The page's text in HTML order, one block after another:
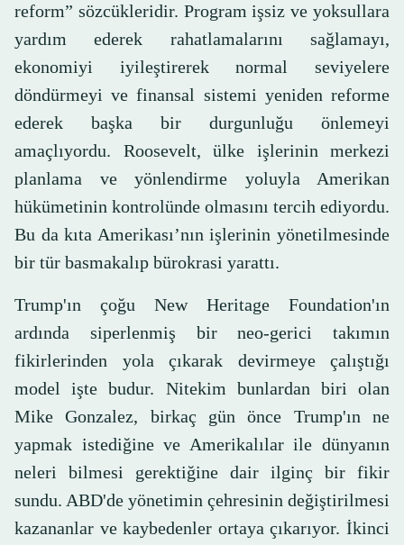
reform” sözcükleridir. Program işsiz ve yoksullara
yardım ederek rahatlamalarını sağlamayı,
ekonomiyi iyileştirerek normal seviyelere
döndürmeyi ve finansal sistemi yeniden reforme
ederek başka bir durgunluğu önlemeyi
amaçlıyordu. Roosevelt, ülke işlerinin merkezi
planlama ve yönlendirme yoluyla Amerikan
hükümetinin kontrolünde olmasını tercih ediyordu.
Bu da kıta Amerikası’nın işlerinin yönetilmesinde
bir tür basmakalıp bürokrasi yarattı.
Trump'ın çoğu New Heritage Foundation'ın
ardında siperlenmiş bir neo-gerici takımın
fikirlerinden yola çıkarak devirmeye çalıştığı
model işte budur. Nitekim bunlardan biri olan
Mike Gonzalez, birkaç gün önce Trump'ın ne
yapmak istediğine ve Amerikalılar ile dünyanın
neleri bilmesi gerektiğine dair ilginç bir fikir
sundu. ABD'de yönetimin çehresinin değiştirilmesi
kazananlar ve kaybedenler ortaya çıkarıyor. İkinci